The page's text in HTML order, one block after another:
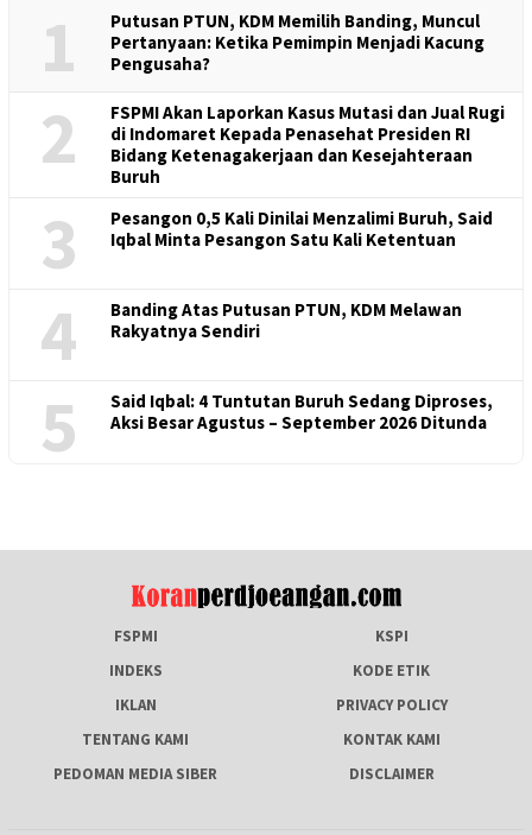
1
Putusan PTUN, KDM Memilih Banding, Muncul
Pertanyaan: Ketika Pemimpin Menjadi Kacung
Pengusaha?
2
FSPMI Akan Laporkan Kasus Mutasi dan Jual Rugi
di Indomaret Kepada Penasehat Presiden RI
Bidang Ketenagakerjaan dan Kesejahteraan
Buruh
3
Pesangon 0,5 Kali Dinilai Menzalimi Buruh, Said
Iqbal Minta Pesangon Satu Kali Ketentuan
4
Banding Atas Putusan PTUN, KDM Melawan
Rakyatnya Sendiri
5
Said Iqbal: 4 Tuntutan Buruh Sedang Diproses,
Aksi Besar Agustus – September 2026 Ditunda
FSPMI
KSPI
INDEKS
KODE ETIK
IKLAN
PRIVACY POLICY
TENTANG KAMI
KONTAK KAMI
PEDOMAN MEDIA SIBER
DISCLAIMER